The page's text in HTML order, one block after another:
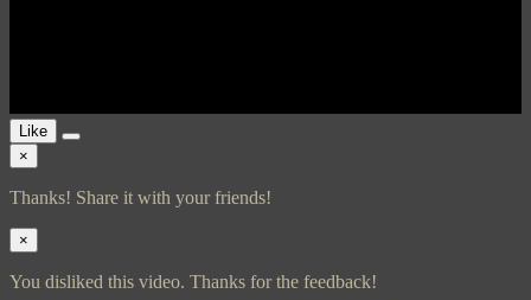
Like
×
Thanks! Share it with your friends!
×
You disliked this video. Thanks for the feedback!